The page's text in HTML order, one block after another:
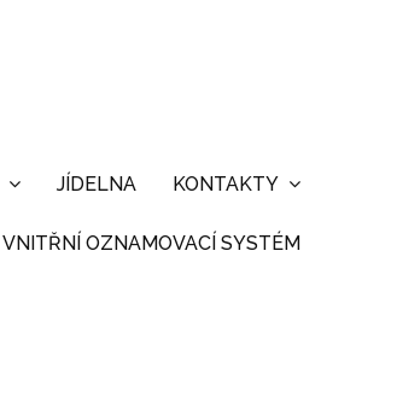
JÍDELNA KONTAKTY
VNITŘNÍ OZNAMOVACÍ SYSTÉM